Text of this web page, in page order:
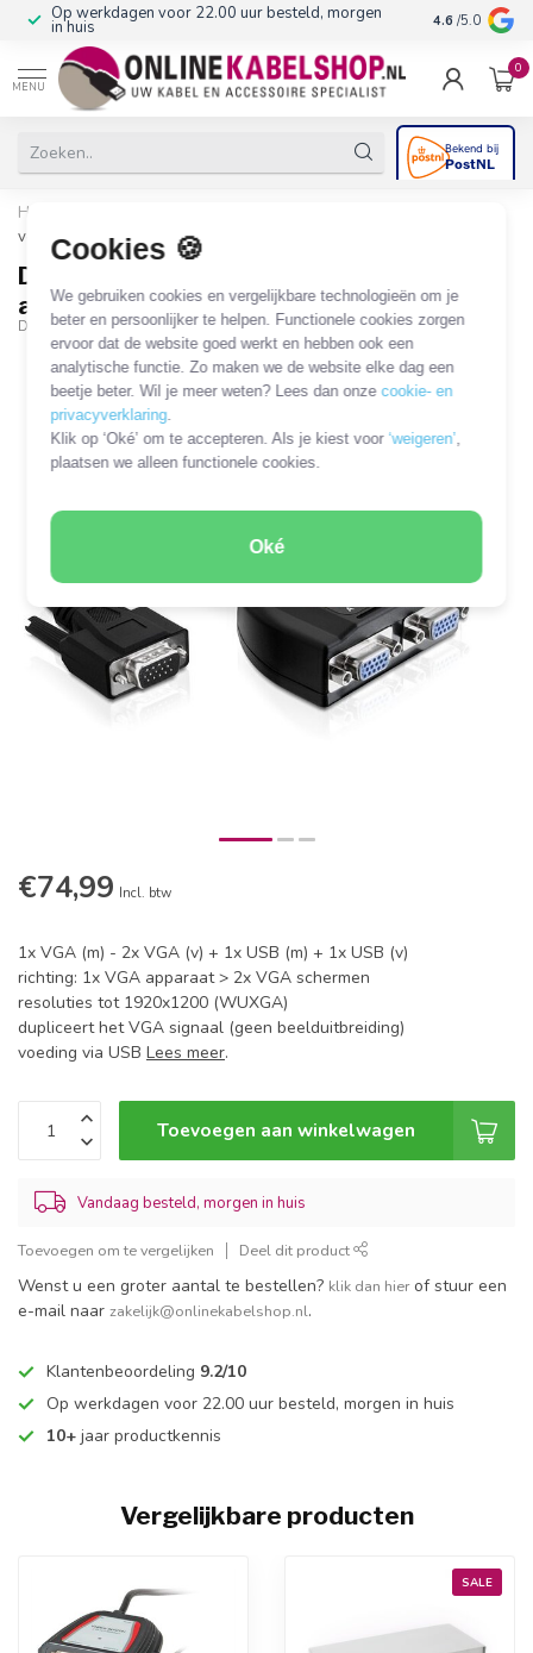
Cookies 🍪
We gebruiken cookies en vergelijkbare technologieën om je
beter en persoonlijker te helpen. Functionele cookies zorgen
ervoor dat de website goed werkt en hebben ook een
analytische functie. Zo maken we de website elke dag een
beetje beter. Wil je meer weten? Lees dan onzecookie- en
privacyverklaring.
Klik op ‘Oké’ om te accepteren. Als je kiest voor ‘weigeren’,
plaatsen we alleen functionele cookies.
Oké
Op werkdagen voor 22.00 uur besteld, morgen
in huis 10+jaar
4.6 /5.0
MENU
0
Home
voeding / zwart
DeLOCK premium VGA splitter 1 naar 2 -
actief met USB voeding / zwart
DLCK-61968
€74,99 Incl. btw
1x VGA (m) - 2x VGA (v) + 1x USB (m) + 1x USB (v)
richting: 1x VGA apparaat > 2x VGA schermen
resoluties tot 1920x1200 (WUXGA)
dupliceert het VGA signaal (geen beelduitbreiding)
voeding via USB Lees meer.
Toevoegen aan winkelwagen
Vandaag besteld, morgen in huis
Toevoegen om te vergelijken Deel dit product
Wenst u een groter aantal te bestellen? klik dan hierof stuur een
e-mail naar zakelijk@onlinekabelshop.nl.
Klantenbeoordeling 9.2/10
Op werkdagen voor 22.00 uur besteld, morgen in huis
10+ jaar productkennis
Vergelijkbare producten
SALE